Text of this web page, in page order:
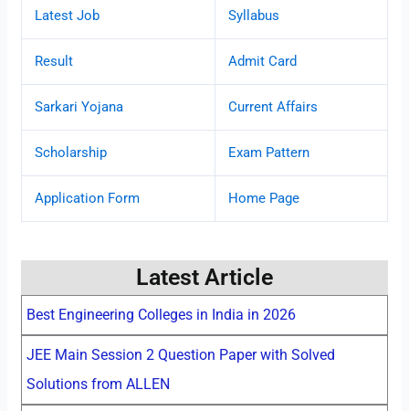
Latest Job Syllabus
Result Admit Card
Sarkari Yojana Current Affairs
Scholarship Exam Pattern
Application Form Home Page
Latest Article
Best Engineering Colleges in India in 2026
JEE Main Session 2 Question Paper with Solved
Solutions from ALLEN